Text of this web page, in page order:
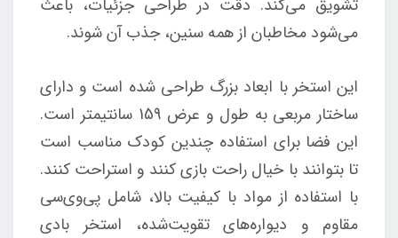
می‌شود مخاطبان از همه سنین، جذب آن شوند.
این استخر با ابعاد بزرگ طراحی شده است و دارای
ساختار مربعی به طول و عرض 159 سانتیمتر است.
این فضا برای استفاده چندین کودک مناسب است
تا بتوانند با خیال راحت بازی کنند و استراحت کنند.
با استفاده از مواد با کیفیت بالا، شامل پی‌وی‌سی
مقاوم و دیواره‌های تقویت‌شده، استخر بادی